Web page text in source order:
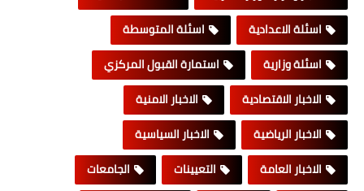
اسئلة الاعدادية
اسئلة المتوسطة
اسئلة وزارية
استمارة القبول المركزي
الاخبار الاقتصادية
الاخبار الامنية
الاخبار الرياضية
الاخبار السياسية
الاخبار العامة
التعيينات
الجامعات